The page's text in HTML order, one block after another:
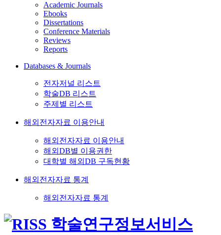
Academic Journals
Ebooks
Dissertations
Conference Materials
Reviews
Reports
Databases & Journals
전자저널 리스트
학술DB 리스트
주제별 리스트
해외전자자료 이용안내
해외전자자료 이용안내
해외DB별 이용권한
대학별 해외DB 구독현황
해외전자자료 통계
해외전자자료 통계